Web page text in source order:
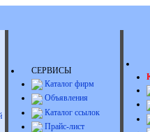
СЕРВИСЫ
Каталог фирм
Объявления
Каталог ссылок
Прайс-лист